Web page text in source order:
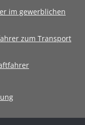
im gewerblichen
zum Transport